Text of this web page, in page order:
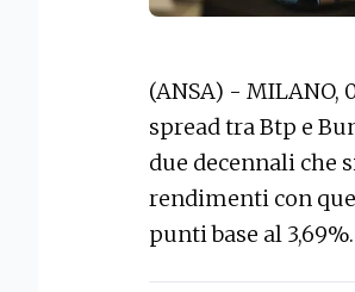
(ANSA) -
spread tra Btp e
due decennali che
rendimenti con
punti base al